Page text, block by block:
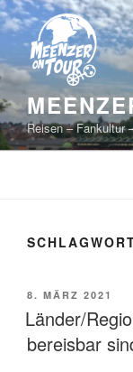
Zum
Inhalt
springen
Reisen – Fankultur
AM
8. MÄRZ 2021
Länder/
bereisbar